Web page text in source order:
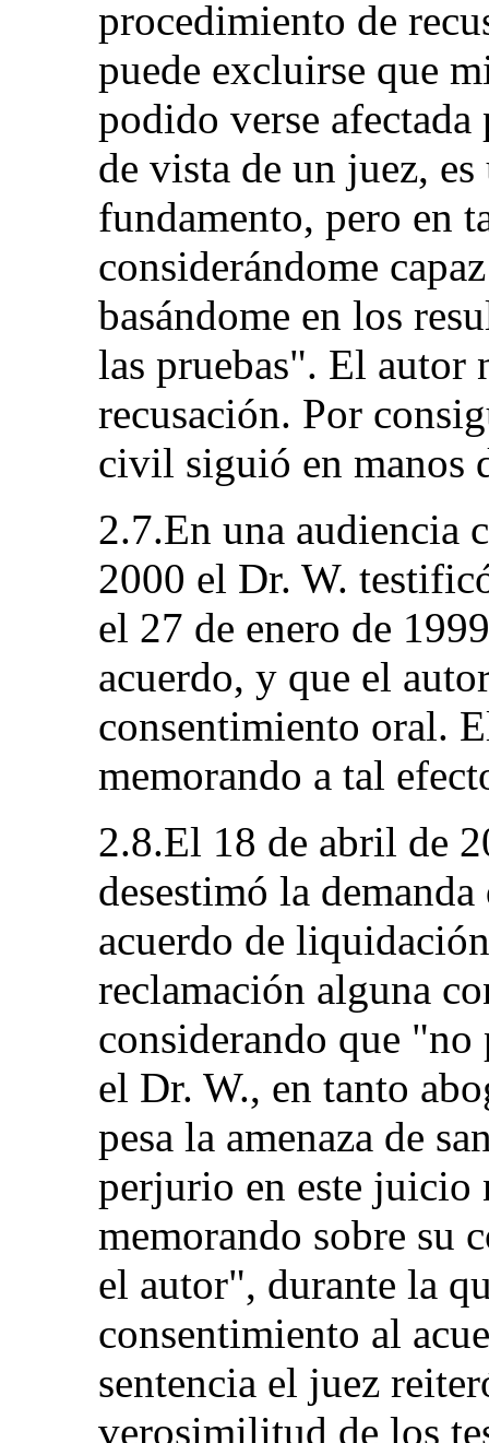
procedimiento de
puede excluirse que
podido verse
de vista de un juez,
fundamento, pero en
considerándome
basándome en los
las pruebas". El autor
recusación. Por
civil siguió en manos
2.7.En una audiencia
2000 el Dr. W.
el 27 de enero de
acuerdo, y que el
consentimiento oral.
memorando a tal
2.8.El 18 de abril de
desestimó la
acuerdo de
reclamación alguna
considerando que "no
el Dr. W., en tanto
pesa la amenaza de
perjurio en este juicio
memorando sobre su
el autor", durante la
consentimiento al
sentencia el juez
verosimilitud de los